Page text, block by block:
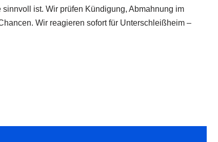
ist. Wir prüfen Kündigung, Abmahnung im
Wir reagieren sofort für Unterschleißheim –